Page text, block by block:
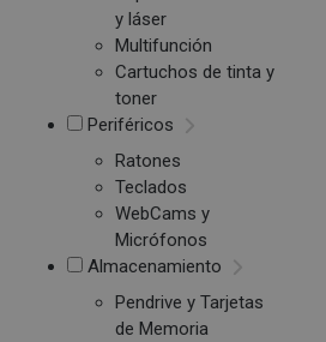
y láser
Multifunción
Cartuchos de tinta y
toner
Periféricos
Ratones
Teclados
WebCams y
Micrófonos
Almacenamiento
Pendrive y Tarjetas
de Memoria